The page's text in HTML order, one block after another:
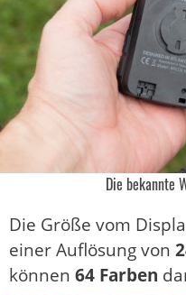
Die bekannte
Die Größe vom
einer Auflösung von
können 64 Farben